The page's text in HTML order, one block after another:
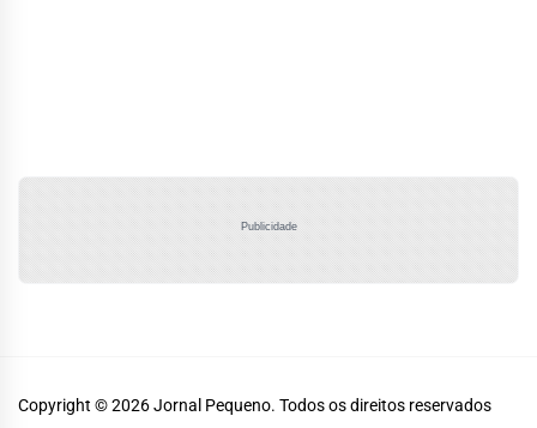
Publicidade
Copyright © 2026Jornal Pequeno. Todos os direitos reservados